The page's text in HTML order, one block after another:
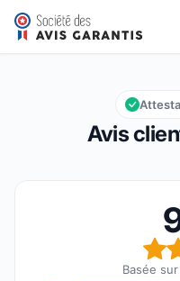
Packeos
Note globale : 9,1 sur 10
9,1/10
Avis
Basée